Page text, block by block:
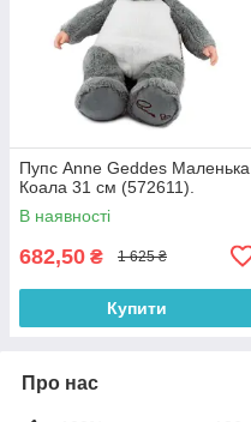
Пупс Anne Geddes Маленька
Коала 31 см (572611).
В наявності
682,50 ₴ 1 625 ₴
Купити
Про нас